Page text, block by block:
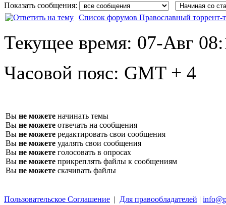
Показать сообщения:
Список форумов Православный торрент-
Текущее время: 07-Авг
Часовой пояс: GMT + 4
Вы не можете начинать темы
Вы не можете отвечать на сообщения
Вы не можете редактировать свои сообщения
Вы не можете удалять свои сообщения
Вы не можете голосовать в опросах
Вы не можете прикреплять файлы к сообщениям
Вы не можете скачивать файлы
Пользовательское Соглашение | Для правообладателей |